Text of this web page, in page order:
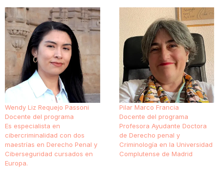
Wendy Liz Requejo Passoni
Docente del programa
Es especialista en
cibercriminalidad con dos
maestrías en Derecho Penal y
Ciberseguridad cursados en
Europa.
Pilar Marco Francia
Docente del programa
Profesora Ayudante Doctora
de Derecho penal y
Criminología en la Universidad
Complutense de Madrid